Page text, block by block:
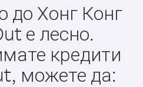
до Хонг Конг
е лесно.
кредити
можете да: